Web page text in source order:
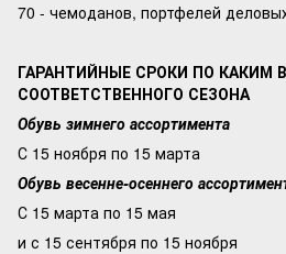
70 - чемоданов, портфелей
ГАРАНТИЙНЫЕ СРОКИ ПО КАКИМ
СООТВЕТСТВЕННОГО СЕЗОНА
Обувь зимнего ассортимента
С 15 ноября по 15 марта
Обувь весенне-осеннего
С 15 марта по 15 мая
и с 15 сентября по 15 ноября